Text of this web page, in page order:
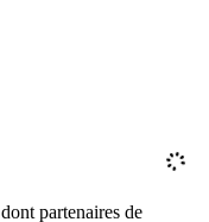
dont partenaires de